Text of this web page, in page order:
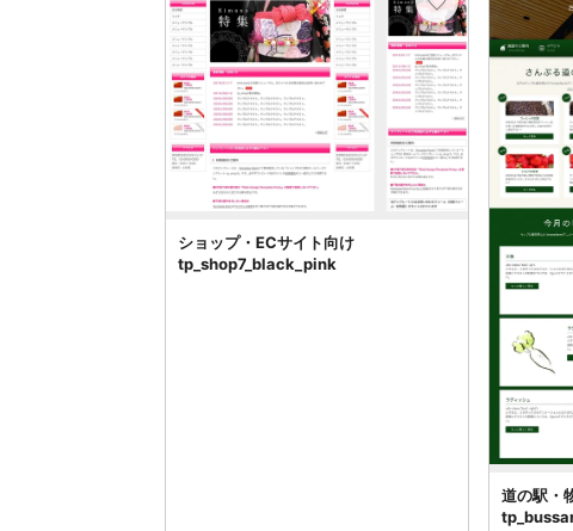
ショップ・ECサイト向け
tp_shop7_black_pink
道の駅・